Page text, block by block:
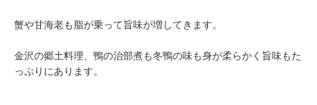
蟹や甘海老も脂が乗って旨味が増してきます。
金沢の郷土料理、鴨の治部煮も冬鴨の味も身が柔らかく旨味もた
っぷりにあります。